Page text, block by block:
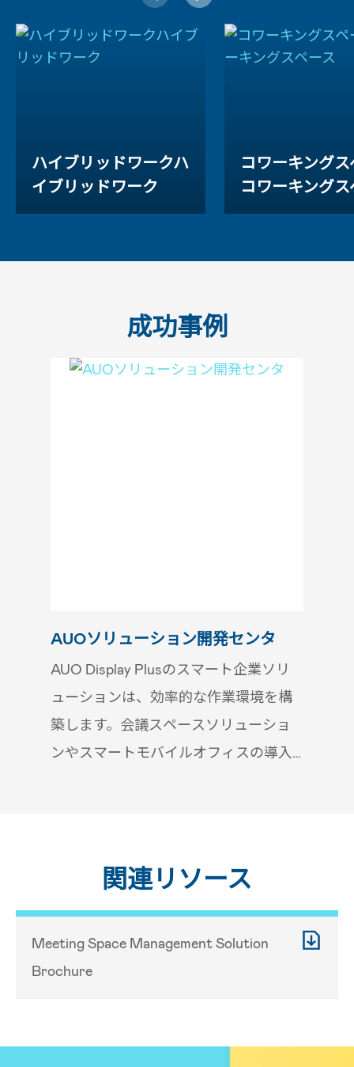
ハイブリッドワークハ
イブリッドワーク
コワーキング
コワーキング
成功事例
AUOソリューション開発センタ
AUO Display Plusのスマート企業ソリ
ューションは、効率的な作業環境を構
築します。会議スペースソリューショ
ンやスマートモバイルオフィスの導入
関連リソース
Meeting Space Management Solution
Brochure